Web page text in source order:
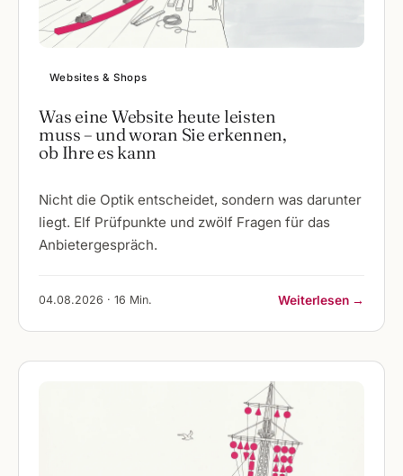
Websites & Shops
Was eine Website heute leisten
muss – und woran Sie erkennen,
ob Ihre es kann
Nicht die Optik entscheidet, sondern was darunter
liegt. Elf Prüfpunkte und zwölf Fragen für das
Anbietergespräch.
04.08.2026 · 16 Min. Weiterlesen →